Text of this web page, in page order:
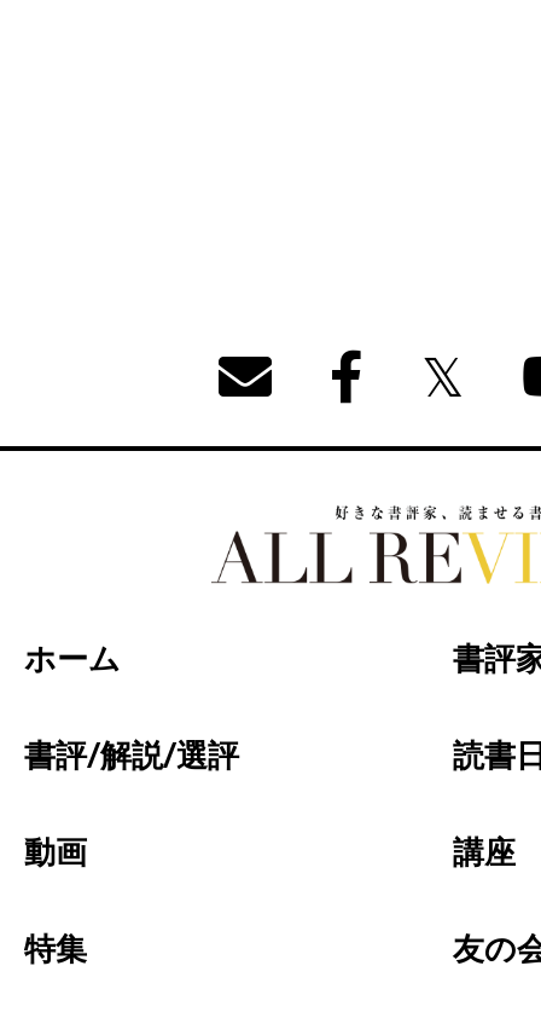
ホーム 書評
書評/解説/選評 読書
動画 講座
特集 友の